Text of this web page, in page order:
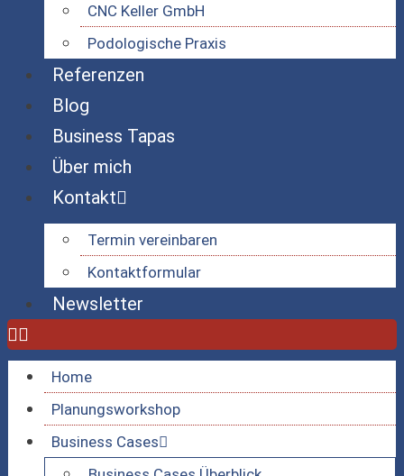
CNC Keller GmbH
Podologische Praxis
Referenzen
Blog
Business Tapas
Über mich
Kontakt
Termin vereinbaren
Kontaktformular
Newsletter
Home
Planungsworkshop
Business Cases